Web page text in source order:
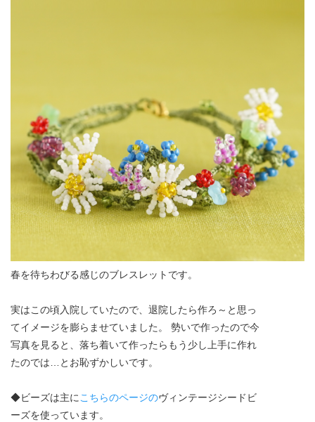
春を待ちわびる感じのブレスレットです。
実はこの頃入院していたので、退院したら作ろ～と思っ
てイメージを膨らませていました。 勢いで作ったので今
写真を見ると、落ち着いて作ったらもう少し上手に作れ
たのでは…とお恥ずかしいです。
◆ビーズは主に こちらのページのヴィンテージシードビ
ーズを使っています。